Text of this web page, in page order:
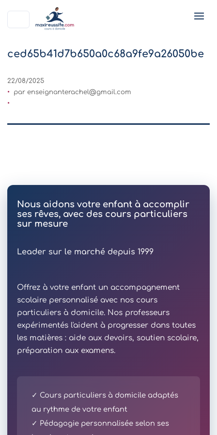
ced65b41d7b650a0c68a9fe9a26050be
22/08/2025
par enseignanterachel@gmail.com
Nous aidons votre enfant à accomplir
ses rêves, avec des cours particuliers
sur mesure
Leader sur le marché depuis 1999
Offrez à votre enfant un accompagnement
scolaire personnalisé avec nos cours
particuliers à domicile. Nos professeurs
expérimentés l'aident à progresser dans toutes
les matières : aide aux devoirs, soutien scolaire,
préparation aux examens.
✓ Cours particuliers à domicile adaptés
au rythme de votre enfant
✓ Pédagogie personnalisée selon ses